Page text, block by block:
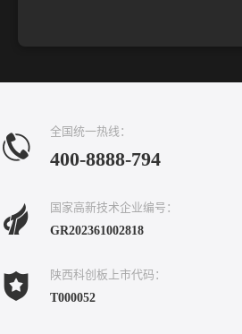
全国统一热线：
400-8888-794
国家高新技术企业编号：
GR202361002818
陕西科创板上市代码：
T000052